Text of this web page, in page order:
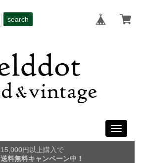
search
Toggle
15,000円以上購入で
送料無料キャンペーン中！